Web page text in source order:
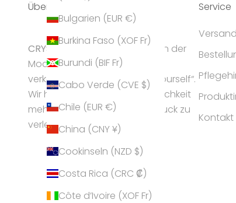
Bulgarien (EUR €)
Burkina Faso (XOF Fr)
Burundi (BIF Fr)
Cabo Verde (CVE $)
Chile (EUR €)
China (CNY ¥)
Cookinseln (NZD $)
Costa Rica (CRC ₡)
Côte d’Ivoire (XOF Fr)
Über Uns
CRYSTALP gilt als Geheimtipp in der
Modeschmuck-Branche und
verkörpert die Idee „express yourself“.
Wir helfen Frauen ihrer Persönlichkeit
mehr Ausstrahlung und Ausdruck zu
verleihen.
Service
Versand
Kontakt